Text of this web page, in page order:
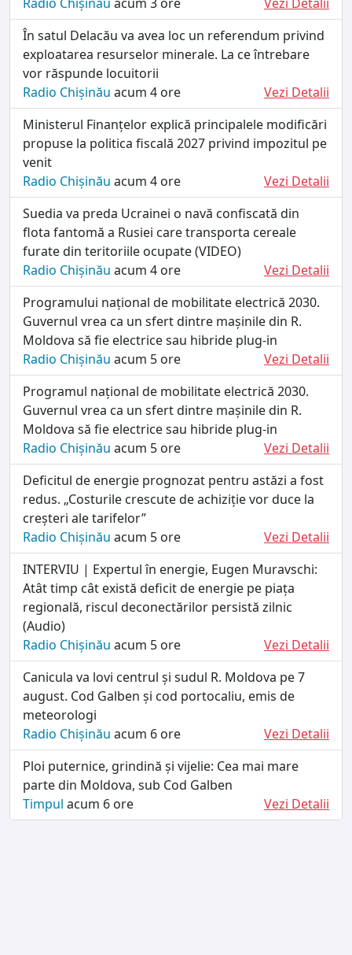
În satul Delacău va avea loc un referendum privind
exploatarea resurselor minerale. La ce întrebare
vor răspunde locuitorii
Radio Chișinău acum 4 ore
Vezi Detalii
Ministerul Finanțelor explică principalele modificări
propuse la politica fiscală 2027 privind impozitul pe
venit
Radio Chișinău acum 4 ore
Vezi Detalii
Suedia va preda Ucrainei o navă confiscată din
flota fantomă a Rusiei care transporta cereale
furate din teritoriile ocupate (VIDEO)
Radio Chișinău acum 4 ore
Vezi Detalii
Programului național de mobilitate electrică 2030.
Guvernul vrea ca un sfert dintre mașinile din R.
Moldova să fie electrice sau hibride plug-in
Radio Chișinău acum 5 ore
Vezi Detalii
Programul național de mobilitate electrică 2030.
Guvernul vrea ca un sfert dintre mașinile din R.
Moldova să fie electrice sau hibride plug-in
Radio Chișinău acum 5 ore
Vezi Detalii
Deficitul de energie prognozat pentru astăzi a fost
redus. „Costurile crescute de achiziție vor duce la
creșteri ale tarifelor”
Radio Chișinău acum 5 ore
Vezi Detalii
INTERVIU | Expertul în energie, Eugen Muravschi:
Atât timp cât există deficit de energie pe piața
regională, riscul deconectărilor persistă zilnic
(Audio)
Radio Chișinău acum 5 ore
Vezi Detalii
Canicula va lovi centrul și sudul R. Moldova pe 7
august. Cod Galben și cod portocaliu, emis de
meteorologi
Radio Chișinău acum 6 ore
Vezi Detalii
Ploi puternice, grindină și vijelie: Cea mai mare
parte din Moldova, sub Cod Galben
Timpul acum 6 ore Vezi Detalii